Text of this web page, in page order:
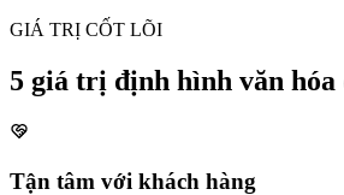
GIÁ TRỊ CỐT LÕI
5 giá trị định hình văn hóa
Tận tâm với khách hàng